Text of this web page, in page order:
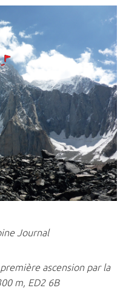
Journal
ascension par la
m, ED2 6B